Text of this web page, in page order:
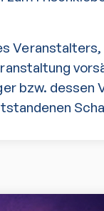
Veranstalters,
bzw. dessen